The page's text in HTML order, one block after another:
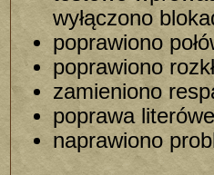
wyłączono
poprawiono
poprawiono
zamieniono
poprawa
naprawiono